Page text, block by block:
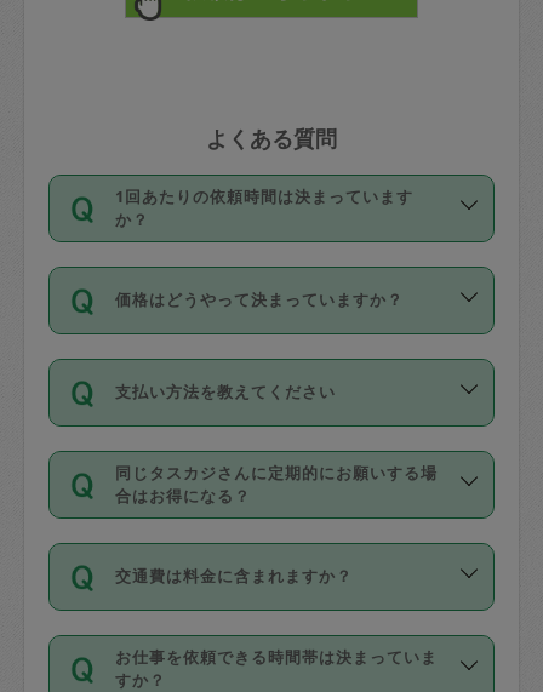
よくある質問
1回あたりの依頼時間は決まっています
か？
依頼1回につき3時間固定です。3時間を
超えて依頼したい場合は、延長機能をご
利用ください。機能をご利用いただくに
の上事前申請することが必要です。な
お、3時間を下回っても、値引き等はござ
いません。
価格はどうやって決まっていますか？
11種類の価格帯の中からタスカジさん自
身が価格を選んで設定しています。
タスカジさんの価格設定には最初は制限
があり、レビュー件数、レビューの平均
値、などで除々に設定可能な最高額が上
がっていく仕組みになっています。
支払い方法を教えてください
お支払方法はクレジットカード（Visa／
Master／JCB／AMERICAN EXPRESS／
Diners Club）のみとなります。
を行う際にご入力ください。プロフィー
ル登録時にはご入力いただかなくても大
丈夫です。
デビットカード・プリペイドカード（Vプ
同じタスカジさんに定期的にお願いする場
合はお得になる？
依頼には「スポット」と「定期（毎週｜
隔週）」があり、「定期」の依頼は「ス
ポット」よりお得な料金でご利用できま
す。
定期の最低利用回数は設けていない代わ
交通費は料金に含まれますか？
交通費は依頼料金とは別途発生し、依頼
料金のご請求と合わせてお支払いとなり
お仕事を依頼できる時間帯は決まっていま
すか？